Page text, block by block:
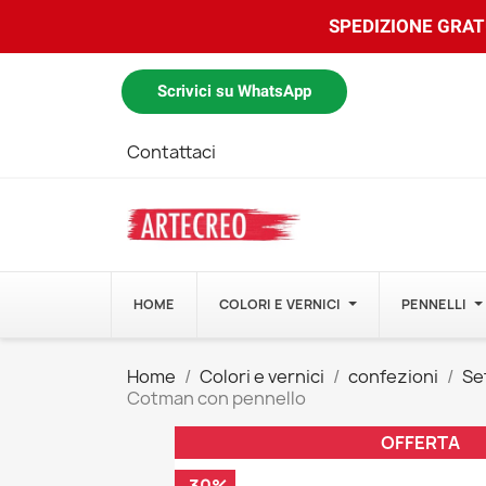
SPEDIZIONE
Scrivici su WhatsApp
Contattaci
HOME COLORI E VERNICI PENNELLI
Home Colori e vernici confezioni
Cotman con pennello
OFFERTA